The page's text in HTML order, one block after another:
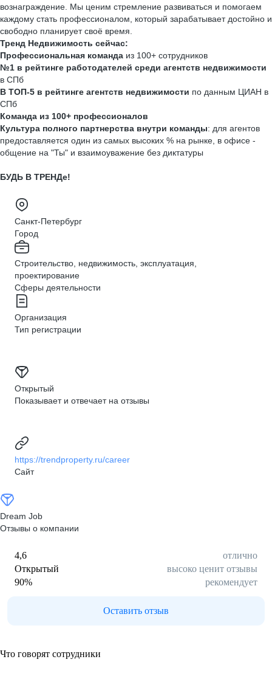
вознаграждение. Мы ценим стремление развиваться и помогаем
каждому стать профессионалом, который зарабатывает достойно и
свободно планирует своё время.
Тренд Недвижимость сейчас:
Профессиональная команда из 100+ сотрудников
№1 в рейтинге работодателей среди агентств недвижимости
в СПб
В ТОП-5 в рейтинге агентств недвижимости по данным ЦИАН в
СПб
Команда из 100+ профессионалов
Культура полного партнерства внутри команды: для агентов
предоставляется один из самых высоких % на рынке, в офисе -
общение на "Ты" и взаимоуважение без диктатуры
БУДЬ В ТРЕНДе!
Санкт-Петербург
Город
Строительство, недвижимость, эксплуатация,
проектирование
Сферы деятельности
Организация
Тип регистрации
Открытый
Показывает и отвечает на отзывы
https://trendproperty.ru/career
Сайт
Dream Job
Отзывы о компании
4,6
отлично
Открытый
высоко ценит отзывы
90% рекомендует
Оставить отзыв
Что говорят сотрудники